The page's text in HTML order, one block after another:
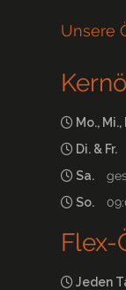
Unsere
Mo., Mi.,
Di. & Fr.
Sa.
So.
Flex-
Jeden